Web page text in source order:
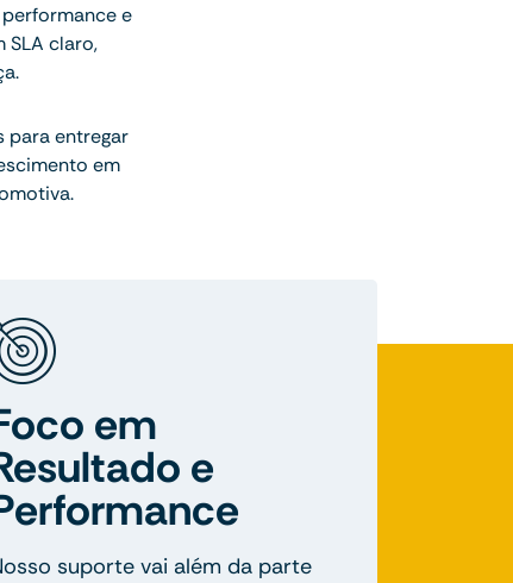
e
SLA claro,
para entregar
em
em
e
suporte vai além da parte